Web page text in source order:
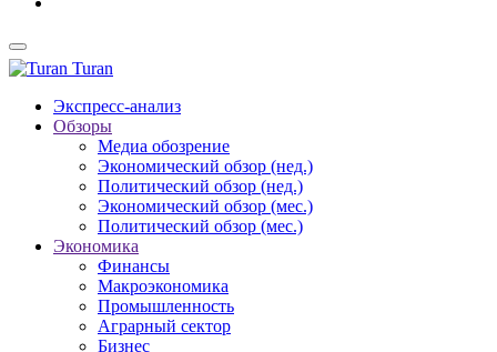
Turan
Экспресс-анализ
Обзоры
Медиа обозрение
Экономический обзор (нед.)
Политический обзор (нед.)
Экономический обзор (мес.)
Политический обзор (мес.)
Экономика
Финансы
Макроэкономика
Промышленность
Аграрный сектор
Бизнес